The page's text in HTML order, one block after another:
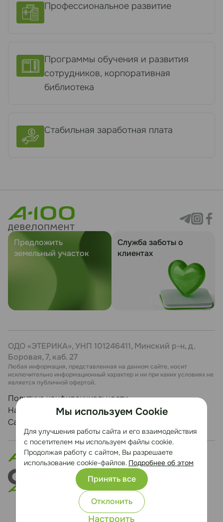
Профессиональное развитие
Программы обучения и развития
сотрудников, корпоративная
библиотека
Стабильная заработная плата
Предложить
земельный участок
Служба заботы о
клиентах
ОДО «ЭТЕРИКА», УНП 101246411, Минский р-н, д.
Боровая, 7, каб. 27
Любая информация, представленная на данном сайте, носит
исключительно информационный характер и ни при каких условиях не
является публичной офертой.
Политика конфиденциальности
Настройка cookie
Сайт разработан Медиа Лайн
Мы используем Cookie
Для улучшения работы сайта и его взаимодействия
с посетителем мы используем файлы cookie.
Продолжая работу с сайтом, Вы разрешаете
использование cookie-файлов. Подробнее об этом
Принять все
Отклонить
Настроить